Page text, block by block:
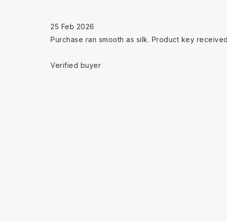
25 Feb 2026
Purchase ran smooth as silk. Product key
Verified buyer